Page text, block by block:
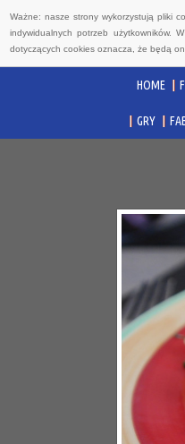
Ważne: nasze strony wykorzystują pliki
indywidualnych potrzeb użytkowników.
dotyczących cookies oznacza, że będą
HOME
GRY